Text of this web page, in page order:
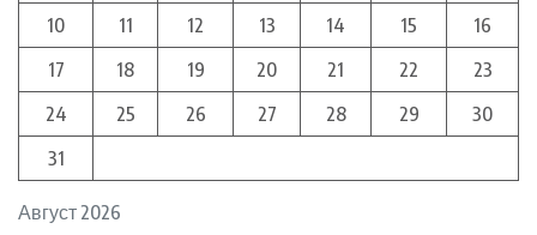
Август 2026
10
11 12 13 14 15
16
17
18 19 20 21 22
23
24
25 26 27 28 29
30
31